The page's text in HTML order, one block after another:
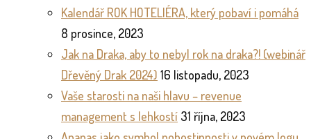
Kalendář ROK HOTELIÉRA, který pobaví i pomáhá
8 prosince, 2023
Jak na Draka, aby to nebyl rok na draka?! (webinář
Dřevěný Drak 2024) 16 listopadu, 2023
Vaše starosti na naši hlavu – revenue
management s lehkostí 31 října, 2023